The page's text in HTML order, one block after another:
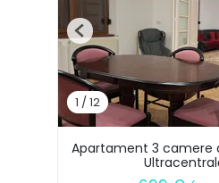
1 /12
Previous
Apartament 3 camere